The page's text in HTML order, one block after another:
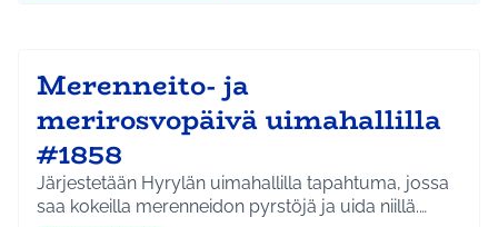
Merenneito- ja
merirosvopäivä uimahallilla
#1858
Järjestetään Hyrylän uimahallilla tapahtuma, jossa
saa kokeilla merenneidon pyrstöjä ja uida niillä.…